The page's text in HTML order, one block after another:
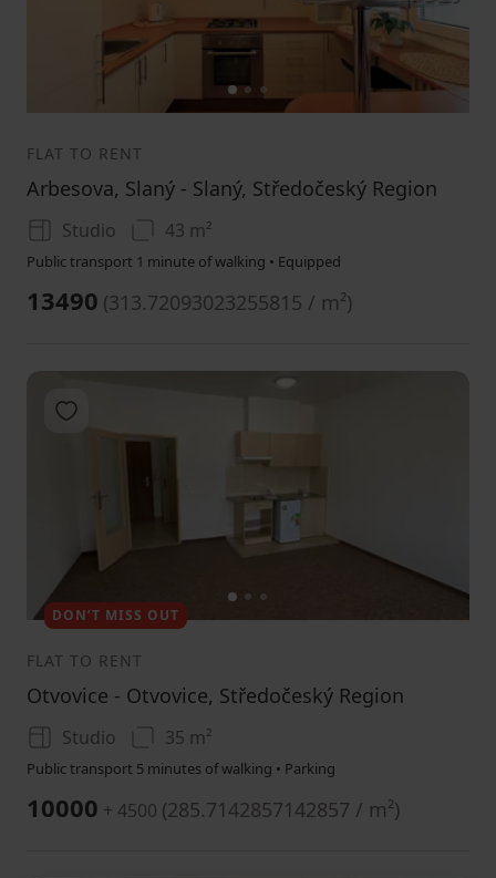
12 3
FLAT TO RENT
Arbesova, Slaný - Slaný, Středočeský Region
Studio 43 m²
Public transport 1 minute of walking • Equipped
13490 (313.72093023255815 / m²)
1
Add to favorites
DON’T MISS OUT
FLAT TO RENT
Otvovice - Otvovice, Středočeský Region
Studio 35 m²
Public transport 5 minutes of walking • Parking
10000 + 4500 (285.7142857142857 / m²)